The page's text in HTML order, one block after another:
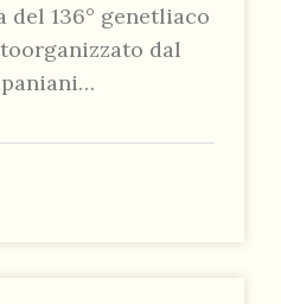
del 136° genetliaco
dal